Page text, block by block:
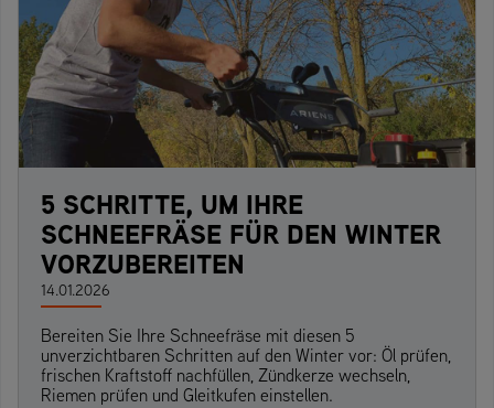
5 SCHRITTE, UM IHRE
SCHNEEFRÄSE FÜR DEN WINTER
VORZUBEREITEN
14.01.2026
Bereiten Sie Ihre Schneefräse mit diesen 5
unverzichtbaren Schritten auf den Winter vor: Öl prüfen,
frischen Kraftstoff nachfüllen, Zündkerze wechseln,
Riemen prüfen und Gleitkufen einstellen.